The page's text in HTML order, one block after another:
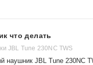
что делать
JBL Tune 230NC TWS
наушник JBL Tune 230NC